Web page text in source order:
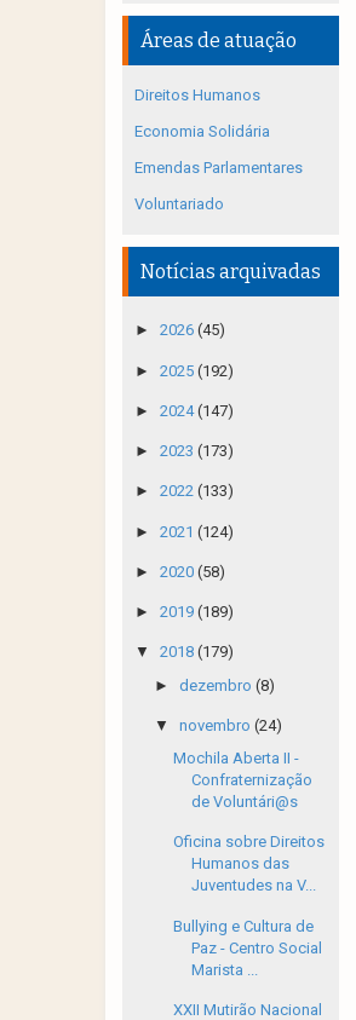
Áreas de atuação
Direitos Humanos
Economia Solidária
Emendas Parlamentares
Voluntariado
Notícias arquivadas
► 2026 (45)
► 2025 (192)
► 2024(147)
► 2023 (173)
► 2022 (133)
► 2021 (124)
► 2020 (58)
► 2019 (189)
▼ 2018 (179)
► dezembro (8)
▼ novembro (24)
Mochila Aberta II -
Confraternização
de Voluntári@s
Oficina sobre Direitos
Humanos das
Juventudes na V...
Bullying e Cultura de
Paz - Centro Social
Marista ...
XXII Mutirão Nacional